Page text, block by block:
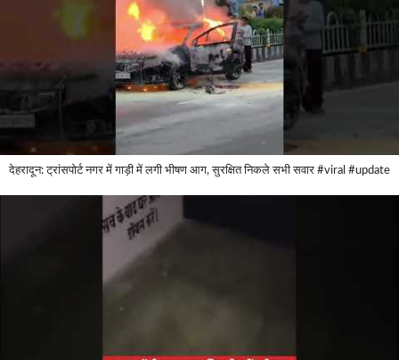
देहरादून: ट्रांसपोर्ट नगर में गाड़ी में लगी भीषण आग, सुरक्षित निकले सभी सवार #viral #update